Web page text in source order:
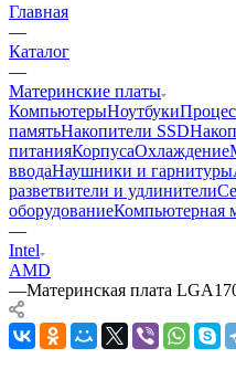
Главная
—
Каталог
—
Материнские платы
КомпьютерыНоутбуки
памятьНакопители SSD
питанияКорпусаОхлаждение
вводаНаушники и гарнитуры
разветвители и удлинители
оборудованиеКомпьютерная
—
Intel
AMD
—Материнская плата